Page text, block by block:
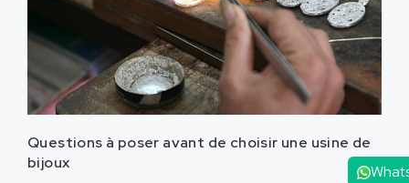
Questions à poser avant de choisir une usine de
bijoux